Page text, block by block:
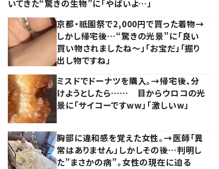
いてきた“驚きの生物”に「やばいよ…」
京都・祇園祭で2,000円で買った着物→
しかし帰宅後…“驚きの光景”に「良い
買い物されましたね～」「お宝だ」「掘り
出し物ですね」
ミスドでドーナツを購入。→帰宅後、分
けようとしたら…… 目からウロコの光
景に「サイコーですww」「激しいw」
胸部に違和感を覚えた女性。→医師「異
常はありません」しかしその後…判明し
た”まさかの病”。女性の現在に迫る